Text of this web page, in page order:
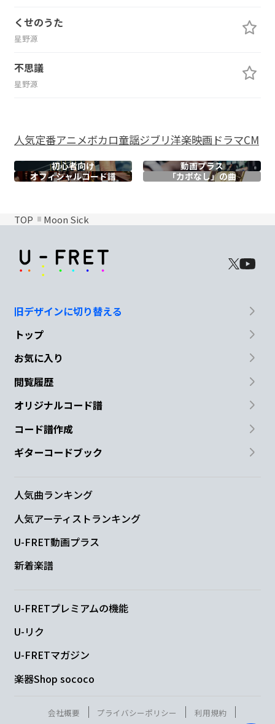
くせのうた
星野源
不思議
星野源
人気定番アニメボカロ童謡ジブリ洋楽映画ドラマCM
初心者向け
動画プラス
オフィシャルコード譜 「カポなし」の曲
TOP Moon Sick
旧デザインに切り替える
トップ
お気に入り
閲覧履歴
オリジナルコード譜
コード譜作成
ギターコードブック
人気曲ランキング
人気アーティストランキング
U-FRET動画プラス
新着楽譜
U-FRETプレミアムの機能
U-リク
U-FRETマガジン
楽器Shop sococo
会社概要 プライバシーポリシー 利用規約